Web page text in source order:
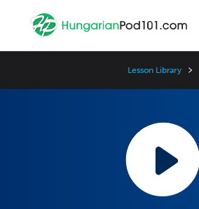
Lesson Library